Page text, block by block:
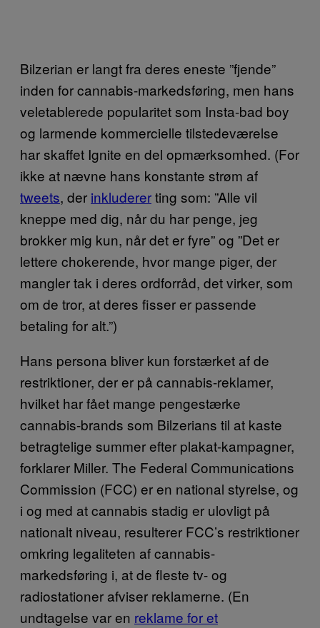
Bilzerian er langt fra deres eneste ”fjende”
inden for cannabis-markedsføring, men hans
veletablerede popularitet som Insta-bad boy
og larmende kommercielle tilstedeværelse
har skaffet Ignite en del opmærksomhed. (For
ikke at nævne hans konstante strøm af
tweets, der inkludererting som: ”Alle vil
kneppe med dig, når du har penge, jeg
brokker mig kun, når det er fyre” og ”Det er
lettere chokerende, hvor mange piger, der
mangler tak i deres ordforråd, det virker, som
om de tror, at deres fisser er passende
betaling for alt.”)
Hans persona bliver kun forstærket af de
restriktioner, der er på cannabis-reklamer,
hvilket har fået mange pengestærke
cannabis-brands som Bilzerians til at kaste
betragtelige summer efter plakat-kampagner,
forklarer Miller. The Federal Communications
Commission (FCC) er en national styrelse, og
i og med at cannabis stadig er ulovligt på
nationalt niveau, resulterer FCC’s restriktioner
omkring legaliteten af cannabis-
markedsføring i, at de fleste tv- og
radiostationer afviser reklamerne. (En
undtagelse var en reklame for et